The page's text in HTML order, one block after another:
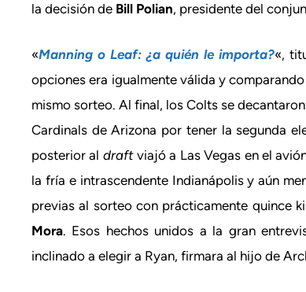
la decisión de Bill Polian, presidente del
«Manning o Leaf: ¿a quién le importa?«,
opciones era igualmente válida y
mismo sorteo. Al final, los Colts se
Cardinals de Arizona por tener la segunda
posterior al draftviajó a Las Vegas en el
la fría e intrascendente Indianápolis y aún
previas al sorteo con prácticamente quince
Mora. Esos hechos unidos a la gran
inclinado a elegir a Ryan, firmara al hijo de